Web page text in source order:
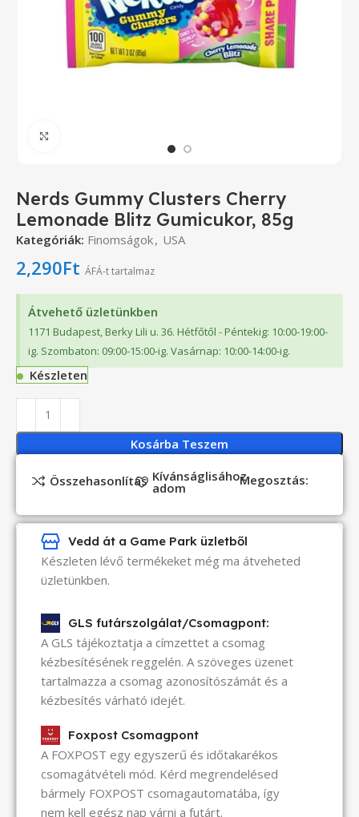
Nerds Gummy Clusters Cherry
Lemonade Blitz Gumicukor, 85g
Kategóriák: Finomságok, USA
2,290Ft ÁFÁ-t tartalmaz
Átvehető üzletünkben
1171 Budapest, Berky Lili u. 36. Hétfőtől - Péntekig: 10:00-19:00-
ig. Szombaton: 09:00-15:00-ig. Vasárnap: 10:00-14:00-ig.
Készleten
Kosárba Teszem
Összehasonlítás Kívánságlisához
adom Megosztás:
Vedd át a Game Park üzletből
Készleten lévő termékeket még ma átveheted
üzletünkben.
GLS futárszolgálat/Csomagpont:
A GLS tájékoztatja a címzettet a csomag
kézbesítésének reggelén. A szöveges üzenet
tartalmazza a csomag azonosítószámát és a
kézbesítés várható idejét.
Foxpost Csomagpont
A FOXPOST egy egyszerű és időtakarékos
csomagátvételi mód. Kérd megrendelésed
bármely FOXPOST csomagautomatába, így
nem kell egész nap várni a futárt.